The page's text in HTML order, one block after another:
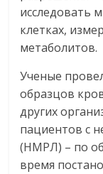
исследовать
клетках,
метаболитов.
Ученые
образцов
других
пациентов с
(НМРЛ) – по
время